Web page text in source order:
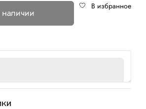
наличии
В избранное